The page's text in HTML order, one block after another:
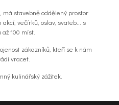
má stavebně oddělený prostor
večírků, oslav, svateb... s
100 míst.
zákazníků, kteří se k nám
vracet.
kulinářský zážitek.